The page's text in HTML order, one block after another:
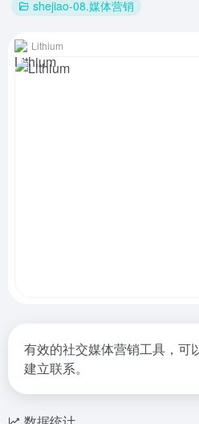
shejiao-08.媒体营销
Lithium
有效的社交媒体营销工具，可
建立联系。